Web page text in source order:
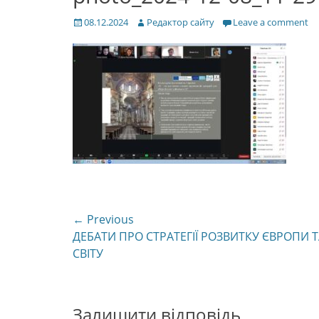
Posted
08.12.2024 Author
Редактор сайту Leave a comment
Навігація
записів
← Previous
Previous
post:
ДЕБАТИ ПРО СТРАТЕГІЇ РОЗВИТКУ ЄВРОПИ
СВІТУ